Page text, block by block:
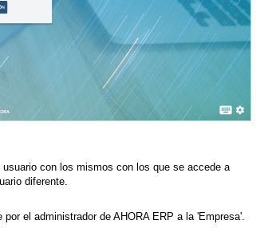
con los mismos con los que se accede a
diferente.
el administrador de AHORA ERP a la 'Empresa'.